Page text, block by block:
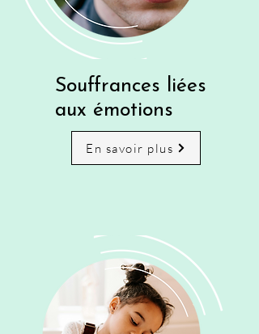
Souffrances liées
aux émotions
En savoir plus